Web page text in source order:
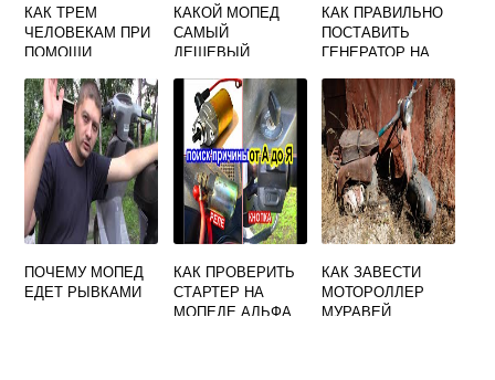
КАК ТРЕМ
ЧЕЛОВЕКАМ ПРИ
ПОМОЩИ
МОТОЦИКЛА
ПРЕОДОЛЕТЬ
РАССТОЯНИЕ 60
КМ ЗА 3 ЧАСА
КАКОЙ МОПЕД
САМЫЙ
ДЕШЕВЫЙ
КАК ПРАВИЛЬНО
ПОСТАВИТЬ
ГЕНЕРАТОР НА
КУБОВ
ПОЧЕМУ МОПЕД
ЕДЕТ РЫВКАМИ
КАК ПРОВЕРИТЬ
СТАРТЕР НА
МОПЕДЕ АЛЬФА
КАК ЗАВЕСТИ
МОТОРОЛЛЕР
МУРАВЕЙ